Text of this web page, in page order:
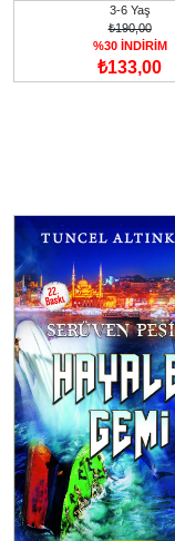
3-6 Yaş
₺190,00
%30 İNDİRİM
₺133,00